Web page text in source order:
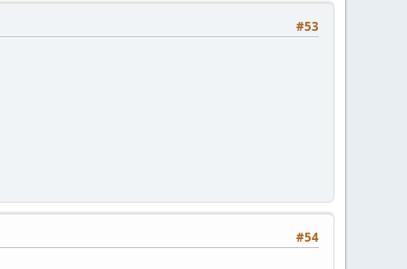
#53
#54